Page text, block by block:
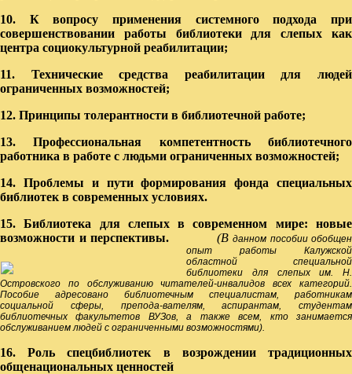
10. К вопросу применения системного подхода при
совершенствовании работы библиотеки для слепых как
центра социокультурной реабилитации;
11. Технические средства реабилитации для людей
ограниченных возможностей;
12. Принципы толерантности в библиотечной работе;
13. Профессиональная компетентность библиотечного
работника в работе с людьми ограниченных возможностей;
14. Проблемы и пути формирования фонда специальных
библиотек в современных условиях.
15.Библиотека для слепых в современном мире: новые
возможности и перспективы. (В данном пособии обобщен
опыт работы Калужской
областной специальной
библиотеки для слепых им. Н.
Островского по обслуживанию читателей-инвалидов всех категорий.
Пособие адресовано библиотечным специалистам, работникам
социальной сферы, препода-вателям, аспирантам, студентам
библиотечных факультетов ВУЗов, а также всем, кто занимается
обслуживанием людей с ограниченными возможностями).
16. Роль спецбиблиотек в возрождении традиционных
общенациональных ценностей